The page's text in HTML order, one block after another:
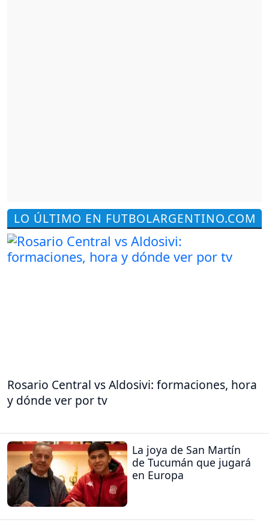
LO ÚLTIMO EN FUTBOLARGENTINO.COM
Rosario Central vs Aldosivi: formaciones, hora
y dónde ver por tv
La joya de San Martín
de Tucumán que jugará
en Europa